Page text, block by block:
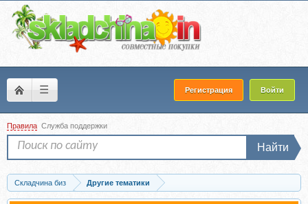
☰ Регистрация Войти
Правила Служба поддержки
Найти
Складчина биз
Другие тематики
Скачать Политика и тайное знание (Валерий Соловей)